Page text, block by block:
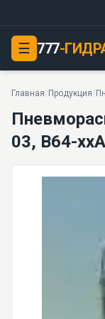
☰ 777-
Главная/ Продукция/
03, В64-